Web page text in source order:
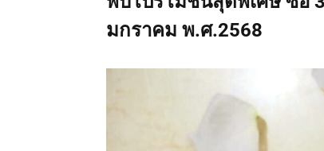
มกราคม พ.ศ.2568